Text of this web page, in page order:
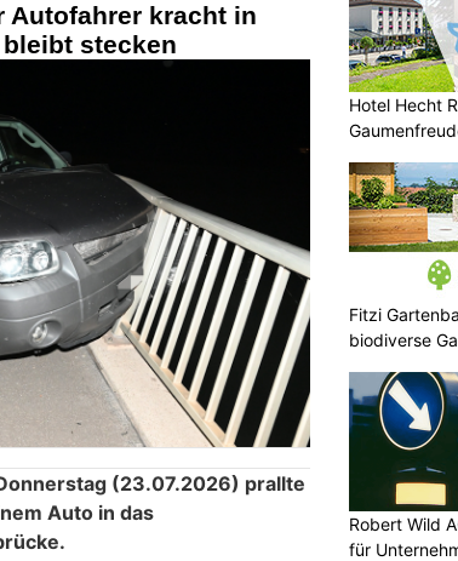
Autofahrer kracht in
stecken
(23.07.2026) prallte
Auto in das
Hotel Hecht
Fitzi
biodiverse
Robert Wild
für